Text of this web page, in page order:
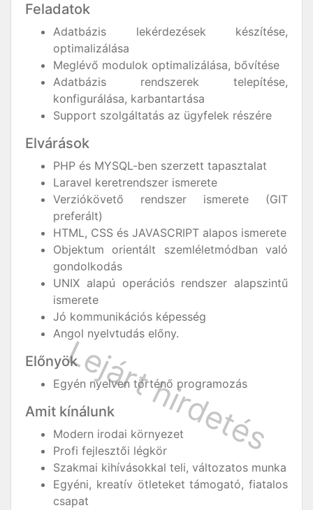
Feladatok
Adatbázis lekérdezések készítése,
optimalizálása
Meglévő modulok optimalizálása, bővítése
Adatbázis rendszerek telepítése,
konfigurálása, karbantartása
Support szolgáltatás az ügyfelek részére
Elvárások
PHP és MYSQL-ben szerzett tapasztalat
Laravel keretrendszer ismerete
Verziókövető rendszer ismerete (GIT
preferált)
HTML, CSS és JAVASCRIPT alapos ismerete
Objektum orientált szemléletmódban való
gondolkodás
UNIX alapú operációs rendszer alapszintű
ismerete
Jó kommunikációs képesség
Angol nyelvtudás előny.
Előnyök
Egyén nyelven történő programozás
Amit kínálunk
Modern irodai környezet
Profi fejlesztői légkör
Szakmai kihívásokkal teli, változatos munka
Egyéni, kreatív ötleteket támogató, fiatalos
csapat